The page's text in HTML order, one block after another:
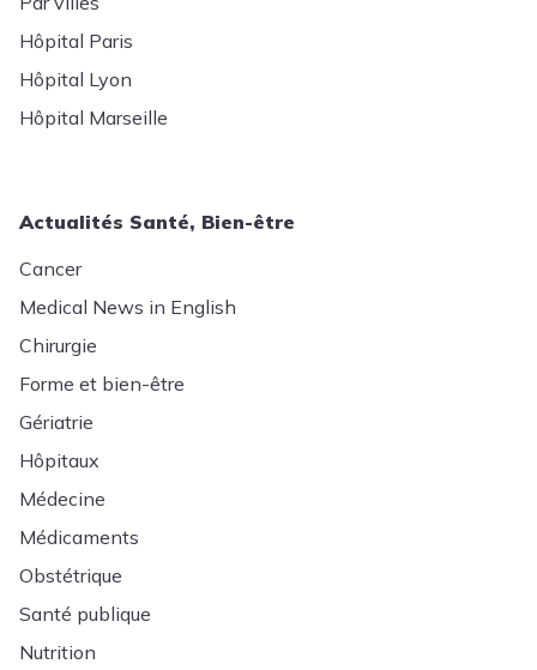
Hôpital Paris
Hôpital Lyon
Hôpital Marseille
Actualités Santé, Bien-être
Cancer
Medical News in English
Chirurgie
Forme et bien-être
Gériatrie
Hôpitaux
Médecine
Médicaments
Obstétrique
Santé publique
Nutrition